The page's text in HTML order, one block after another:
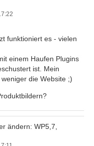
funktioniert es - vielen
einem Haufen Plugins
ist. Mein
die Website ;)
ändern: WP5,7,